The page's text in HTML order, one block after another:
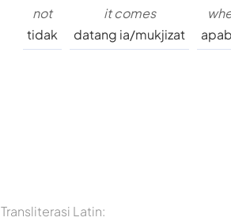
it comes
datang ia/mukjizat
not
tidak
Transliterasi Latin: